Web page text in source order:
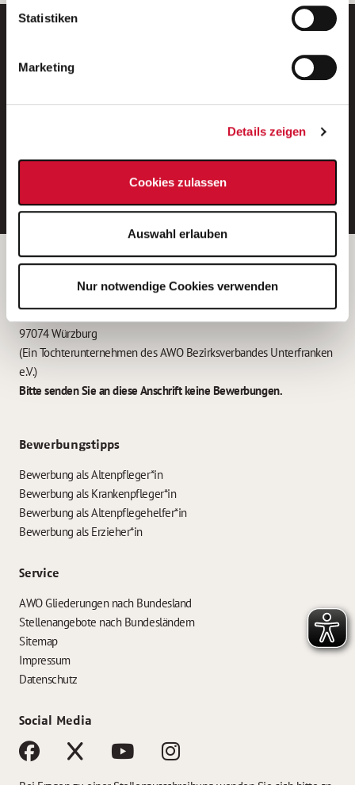
unserer
Statistiken
Marketing
Details zeigen
Cookies zulassen
Auswahl erlauben
Nur notwendige Cookies verwenden
E-Mail-Adresse eintragen
Betreiber der Webseite
Garitz Bewirtschaftungsbetriebe GmbH
Kantstraße 45a
97074 Würzburg
(Ein Tochterunternehmen des AWO Bezirksverbandes Unterfranken
e.V.)
Bitte senden Sie an diese Anschrift keine Bewerbungen.
Bewerbungstipps
Bewerbung als Altenpfleger*in
Bewerbung als Krankenpfleger*in
Bewerbung als Altenpflegehelfer*in
Bewerbung als Erzieher*in
Service
AWO Gliederungen nach Bundesland
Stellenangebote nach Bundesländern
Sitemap
Impressum
Datenschutz
Social Media